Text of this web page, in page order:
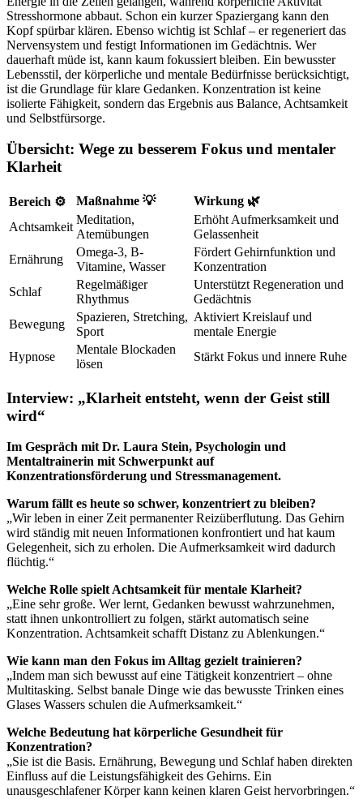
Stresshormone abbaut. Schon ein kurzer Spaziergang kann den
Kopf spürbar klären. Ebenso wichtig ist Schlaf – er regeneriert das
Nervensystem und festigt Informationen im Gedächtnis. Wer
dauerhaft müde ist, kann kaum fokussiert bleiben. Ein bewusster
Lebensstil, der körperliche und mentale Bedürfnisse berücksichtigt,
ist die Grundlage für klare Gedanken. Konzentration ist keine
isolierte Fähigkeit, sondern das Ergebnis aus Balance, Achtsamkeit
und Selbstfürsorge.
Übersicht: Wege zu besserem Fokus und mentaler
Klarheit
Bereich ⚙️ Maßnahme 💡
Wirkung 🌿
Achtsamkeit
Meditation,
Atemübungen
Erhöht Aufmerksamkeit und
Gelassenheit
Ernährung
Omega-3, B-
Vitamine, Wasser
Fördert Gehirnfunktion und
Konzentration
Schlaf
Regelmäßiger
Rhythmus
Unterstützt Regeneration und
Gedächtnis
Bewegung
Spazieren, Stretching,
Sport
Aktiviert Kreislauf und
mentale Energie
Hypnose
Mentale Blockaden
lösen
Stärkt Fokus und innere Ruhe
Interview: „Klarheit entsteht, wenn der Geist still
wird“
Im Gespräch mit Dr. Laura Stein, Psychologin und
Mentaltrainerin mit Schwerpunkt auf
Konzentrationsförderung und Stressmanagement.
Warum fällt es heute so schwer, konzentriert zu bleiben?
„Wir leben in einer Zeit permanenter Reizüberflutung. Das Gehirn
wird ständig mit neuen Informationen konfrontiert und hat kaum
Gelegenheit, sich zu erholen. Die Aufmerksamkeit wird dadurch
flüchtig.“
Welche Rolle spielt Achtsamkeit für mentale Klarheit?
„Eine sehr große. Wer lernt, Gedanken bewusst wahrzunehmen,
statt ihnen unkontrolliert zu folgen, stärkt automatisch seine
Konzentration. Achtsamkeit schafft Distanz zu Ablenkungen.“
Wie kann man den Fokus im Alltag gezielt trainieren?
„Indem man sich bewusst auf eine Tätigkeit konzentriert – ohne
Multitasking. Selbst banale Dinge wie das bewusste Trinken eines
Glases Wassers schulen die Aufmerksamkeit.“
Welche Bedeutung hat körperliche Gesundheit für
Konzentration?
„Sie ist die Basis. Ernährung, Bewegung und Schlaf haben direkten
Einfluss auf die Leistungsfähigkeit des Gehirns. Ein
unausgeschlafener Körper kann keinen klaren Geist hervorbringen.“